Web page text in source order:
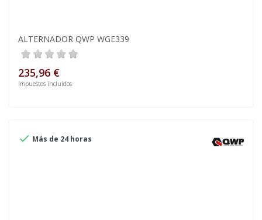
ALTERNADOR QWP WGE339
235,96 €
Impuestos incluidos
 Más de 24 horas